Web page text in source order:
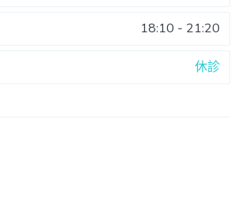
18:10 - 21:20
休診